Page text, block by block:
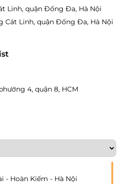
Linh, quận Đống Đa, Hà Nội
Cát Linh, quận Đống Đa, Hà Nội
4, quận 8, HCM
- Hoàn Kiếm - Hà Nội